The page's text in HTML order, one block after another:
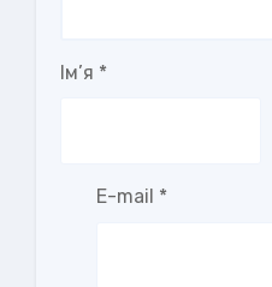
Ім’я *
E-mail *